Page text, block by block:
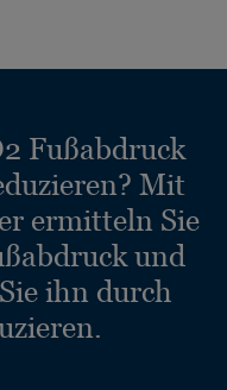
Fußabdruck
Mit
ermitteln Sie
und
ihn durch